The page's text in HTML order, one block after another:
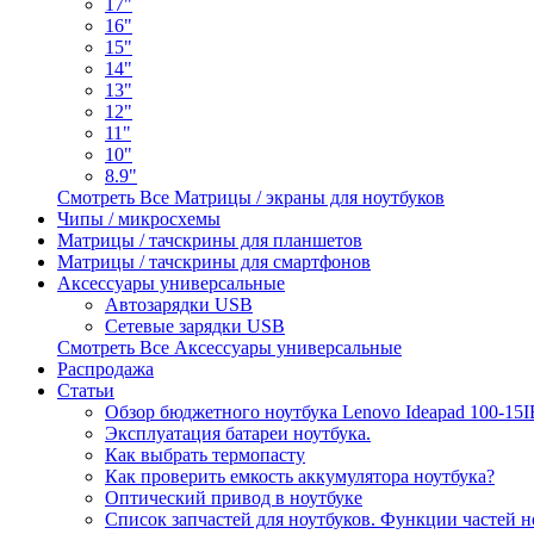
17"
16"
15"
14"
13"
12"
11"
10"
8.9"
Смотреть Все Матрицы / экраны для ноутбуков
Чипы / микросхемы
Матрицы / тачскрины для планшетов
Матрицы / тачскрины для смартфонов
Аксессуары универсальные
Автозарядки USB
Сетевые зарядки USB
Смотреть Все Аксессуары универсальные
Распродажа
Статьи
Обзор бюджетного ноутбука Lenovo Ideapad 100-
Эксплуатация батареи ноутбука.
Как выбрать термопасту
Как проверить емкость аккумулятора ноутбука?
Оптический привод в ноутбуке
Список запчастей для ноутбуков. Функции частей